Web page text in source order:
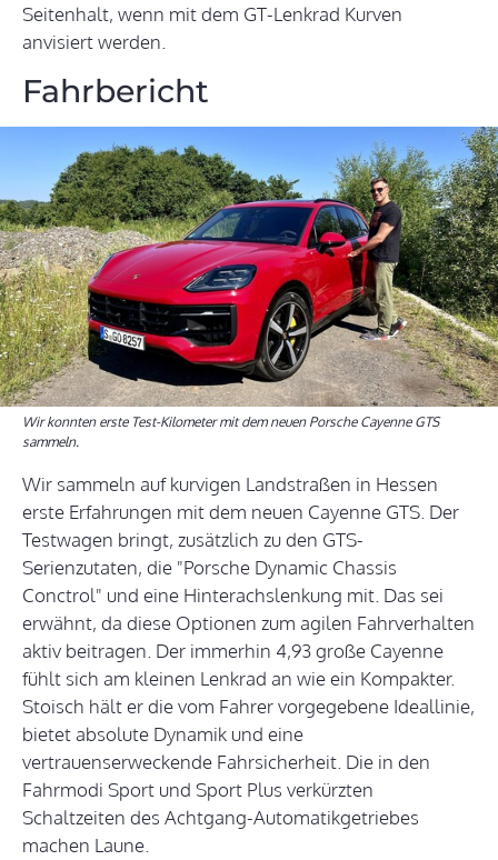
Seitenhalt, wenn mit dem GT-Lenkrad Kurven
anvisiert werden.
Fahrbericht
Wir konnten erste Test-Kilometer mit dem neuen Porsche Cayenne GTS
sammeln.
Wir sammeln auf kurvigen Landstraßen in Hessen
erste Erfahrungen mit dem neuen Cayenne GTS. Der
Testwagen bringt, zusätzlich zu den GTS-
Serienzutaten, die "Porsche Dynamic Chassis
Conctrol" und eine Hinterachslenkung mit. Das sei
erwähnt, da diese Optionen zum agilen Fahrverhalten
aktiv beitragen. Der immerhin 4,93 große Cayenne
fühlt sich am kleinen Lenkrad an wie ein Kompakter.
Stoisch hält er die vom Fahrer vorgegebene Ideallinie,
bietet absolute Dynamik und eine
vertrauenserweckende Fahrsicherheit. Die in den
Fahrmodi Sport und Sport Plus verkürzten
Schaltzeiten des Achtgang-Automatikgetriebes
machen Laune.